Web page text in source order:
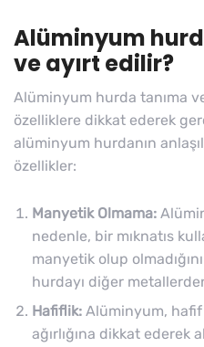
Alüminyum
ve ayırt edilir?
Alüminyum hurda tanıma
özelliklere dikkat ederek
alüminyum hurdanın
özellikler:
Manyetik Olmama:
nedenle, bir mıknatıs
manyetik olup
hurdayı diğer
Hafiflik: Alüminyum,
ağırlığına dikkat